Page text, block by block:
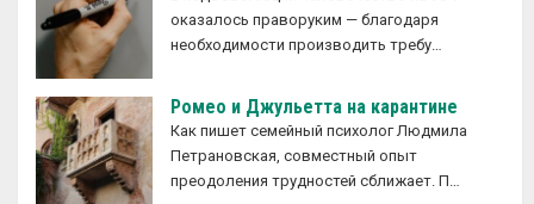
оказалось праворуким — благодаря
необходимости производить требу…
Ромео и Джульетта на карантине
Как пишет семейный психолог Людмила
Петрановская, совместный опыт
преодоления трудностей сближает. П…